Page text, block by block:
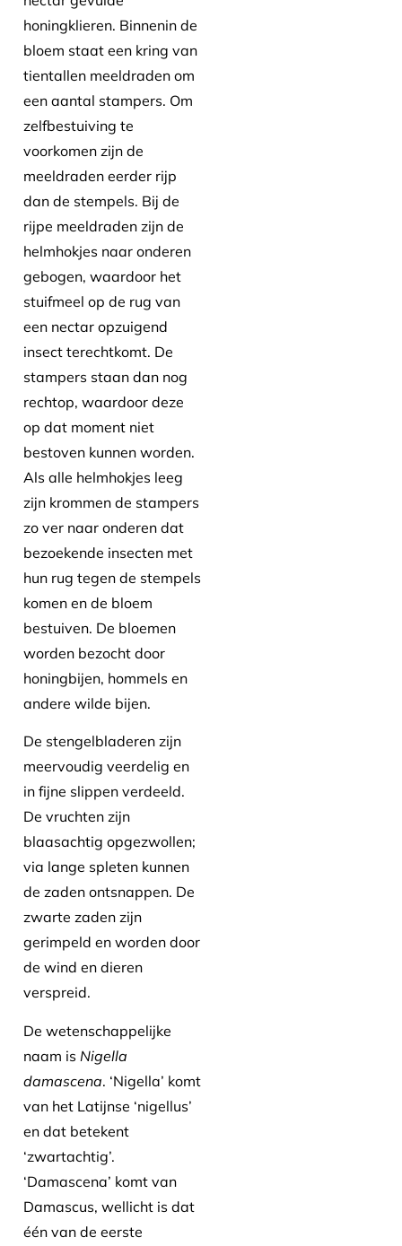
honingklieren. Binnenin de
bloem staat een kring van
tientallen meeldraden om
een aantal stampers. Om
zelfbestuiving te
voorkomen zijn de
meeldraden eerder rijp
dan de stempels. Bij de
rijpe meeldraden zijn de
helmhokjes naar onderen
gebogen, waardoor het
stuifmeel op de rug van
een nectar opzuigend
insect terechtkomt. De
stampers staan dan nog
rechtop, waardoor deze
op dat moment niet
bestoven kunnen worden.
Als alle helmhokjes leeg
zijn krommen de stampers
zo ver naar onderen dat
bezoekende insecten met
hun rug tegen de stempels
komen en de bloem
bestuiven. De bloemen
worden bezocht door
honingbijen, hommels en
andere wilde bijen.
De stengelbladeren zijn
meervoudig veerdelig en
in fijne slippen verdeeld.
De vruchten zijn
blaasachtig opgezwollen;
via lange spleten kunnen
de zaden ontsnappen. De
zwarte zaden zijn
gerimpeld en worden door
de wind en dieren
verspreid.
De wetenschappelijke
naam is Nigella
damascena. ‘Nigella’ komt
van het Latijnse ‘nigellus’
en dat betekent
‘zwartachtig’.
‘Damascena’ komt van
Damascus, wellicht is dat
één van de eerste